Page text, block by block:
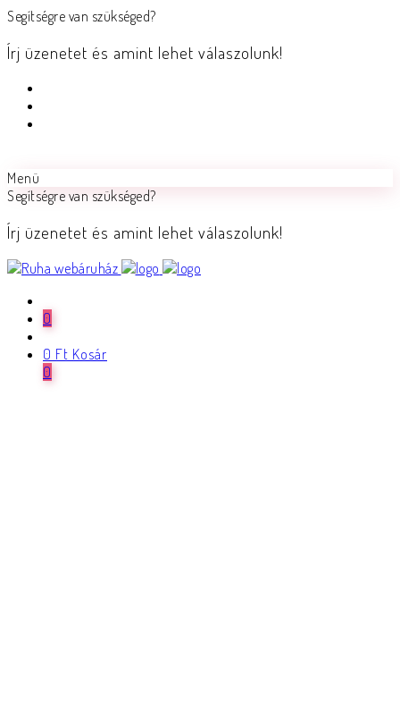
Segítségre van szükséged?
Írj üzenetet és amint lehet válaszolunk!
Menü
Segítségre van szükséged?
Írj üzenetet és amint lehet válaszolunk!
0
0 Ft Kosár
0